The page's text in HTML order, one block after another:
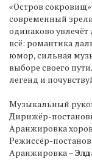
«Остров сокровищ»
современный
одинаково увлечёт
всё: романтика
юмор, сильная
выборе своего
легенд и
Музыкальный
Дирижёр-
Аранжировка
Режиссёр-
Аранжировка –